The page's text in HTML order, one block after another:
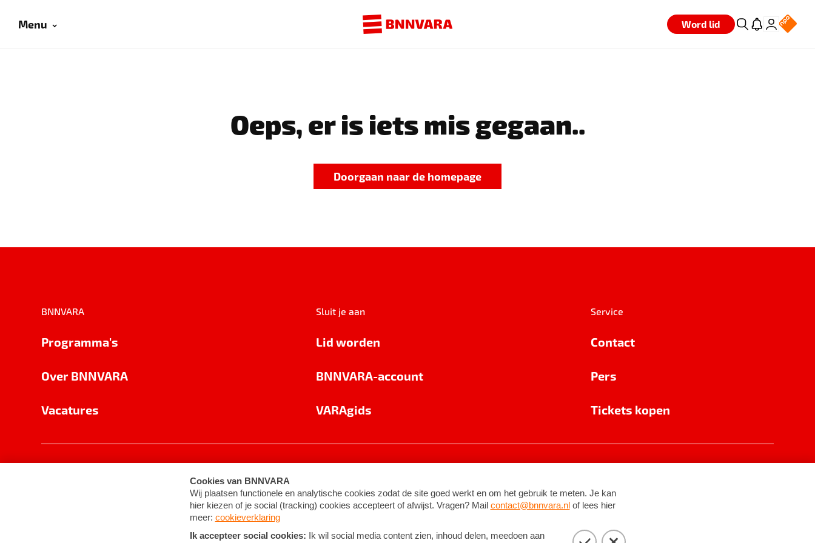
Menu Word lid
Oeps, er is iets mis gegaan..
Doorgaan naar de homepage
BNNVARA
Programma's
Over BNNVARA
Vacatures
Sluit je aan
Lid worden
BNNVARA-account
VARAgids
Service
Contact
Pers
Tickets kopen
Cookie-instellingen Algemene voorwaarden ©2026BNNVARA